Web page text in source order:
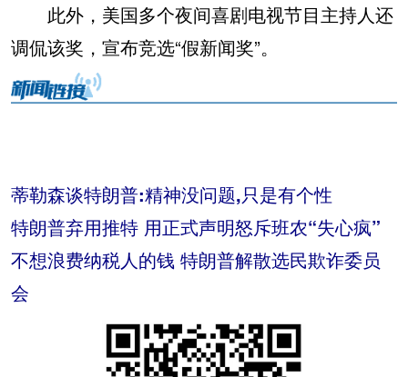
此外，美国多个夜间喜剧电视节目主持人还
调侃该奖，宣布竞选“假新闻奖”。
蒂勒森谈特朗普:精神没问题,只是有个性
特朗普弃用推特 用正式声明怒斥班农“失心疯”
不想浪费纳税人的钱 特朗普解散选民欺诈委员
会